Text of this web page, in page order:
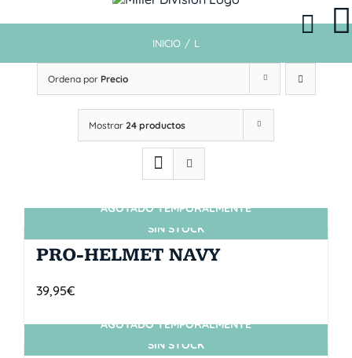
INICIO / L
Ordena por Precio
Mostrar 24 productos
SIN STOCK
AGOTADO TEMPORALMENTE
PRO-HELMET NAVY
39,95€
SIN STOCK
AGOTADO TEMPORALMENTE